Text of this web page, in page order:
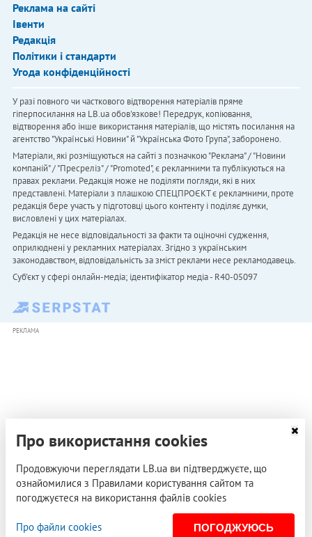
Реклама на сайті
Івенти
Редакція
Політики і стандарти
Угода конфіденційності
У разі повного чи часткового відтворення матеріалів пряме
гіперпосилання на LB.ua обов'язкове! Передрук, копіювання,
відтворення або інше використання матеріалів, що містять посилання на
агентство "Українськi Новини" й "Українська Фото Група", заборонено.
Матеріали, які розміщуються на сайті з позначкою "Реклама" / "Новини
компаній" / "Пресреліз" / "Promoted", є рекламними та публікуються на
правах реклами. Редакція може не поділяти погляди, які в них
представлені. Матеріали з плашкою СПЕЦПРОЄКТ є рекламними, проте
редакція бере участь у підготовці цього контенту і поділяє думки,
висловлені у цих матеріалах.
Редакція не несе відповідальності за факти та оціночні судження,
оприлюднені у рекламних матеріалах. Згідно з українським
законодавством, відповідальність за зміст реклами несе рекламодавець.
Cуб'єкт у сфері онлайн-медіа; ідентифікатор медіа - R40-05097
РЕКЛАМА
Про використання cookies
Продовжуючи переглядати LB.ua ви підтверджуєте, що
ознайомилися з Правилами користування сайтом та
погоджуєтеся на використання файлів cookies
Про файли cookies ПОГОДЖУЮСЬ